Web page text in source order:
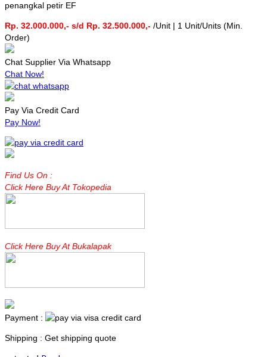
penangkal petir EF
Rp. 32.000.000,- s/d Rp. 32.500.000,- /Unit | 1 Unit/Units (Min.
Order)
Chat Supplier Via Whatsapp
Chat Now!
Pay Via Credit Card
Pay Now!
Find Us On :
Click Here Buy At Tokopedia
Click Here Buy At Bukalapak
Payment :
Shipping : Get shipping quote